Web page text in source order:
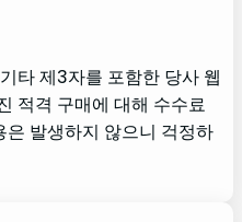
타 제3자를 포함한 당사 웹
적격 구매에 대해 수수료
은 발생하지 않으니 걱정하